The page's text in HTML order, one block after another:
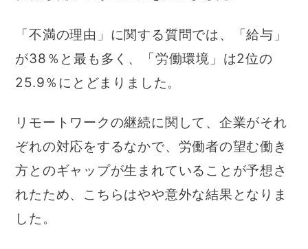
「不満の理由」に関する質問では、「給与」
が38％と最も多く、「労働環境」は2位の
25.9％にとどまりました。
リモートワークの継続に関して、企業がそれ
ぞれの対応をするなかで、労働者の望む働き
方とのギャップが生まれていることが予想さ
れたため、こちらはやや意外な結果となりま
した。